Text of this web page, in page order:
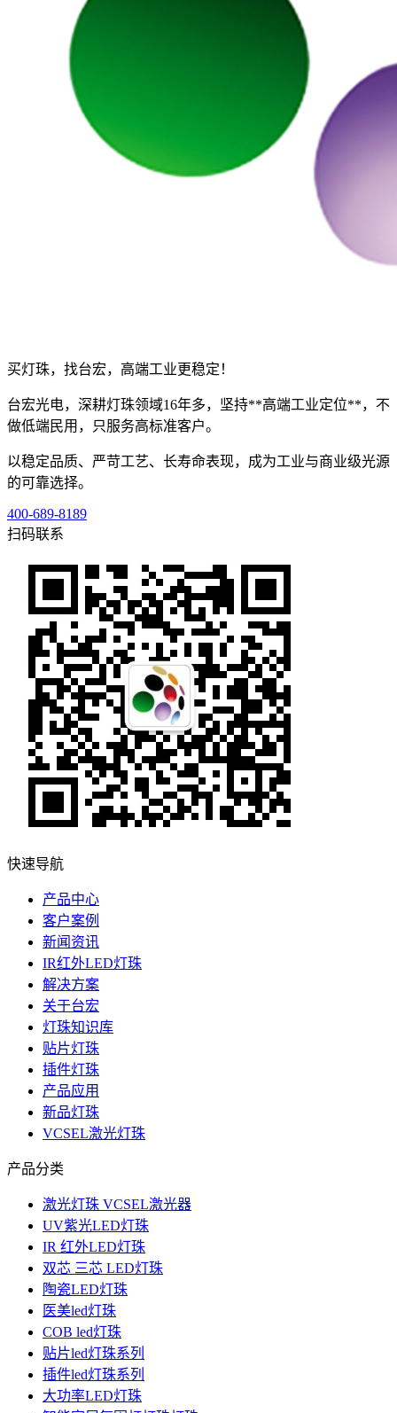
买灯珠，找台宏，高端工业更稳定！
台宏光电，深耕灯珠领域16年多，坚持**高端工业定位**，不
做低端民用，只服务高标准客户。
以稳定品质、严苛工艺、长寿命表现，成为工业与商业级光源
的可靠选择。
400-689-8189
扫码联系
快速导航
产品中心
客户案例
新闻资讯
IR红外LED灯珠
解决方案
关于台宏
灯珠知识库
贴片灯珠
插件灯珠
产品应用
新品灯珠
VCSEL激光灯珠
产品分类
激光灯珠 VCSEL激光器
UV紫光LED灯珠
IR 红外LED灯珠
双芯 三芯 LED灯珠
陶瓷LED灯珠
医美led灯珠
COB led灯珠
贴片led灯珠系列
插件led灯珠系列
大功率LED灯珠